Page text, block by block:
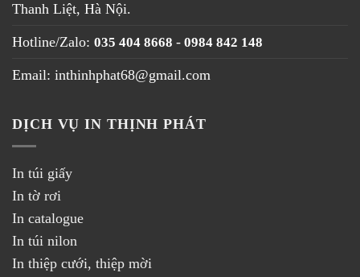
Thanh Liệt, Hà Nội.
Hotline/Zalo: 035 404 8668 - 0984 842 148
Email: inthinhphat68@gmail.com
DỊCH VỤ IN THỊNH PHÁT
In túi giấy
In tờ rơi
In catalogue
In túi nilon
In thiệp cưới, thiệp mời